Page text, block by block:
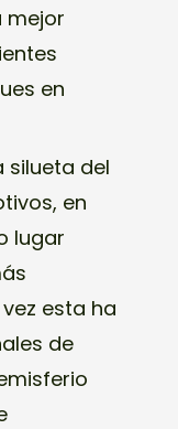
mejor
en
silueta del
en
lugar
esta ha
de